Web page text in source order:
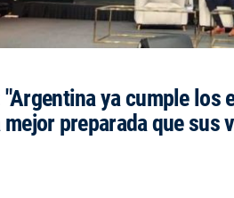
ya cumple los
preparada que sus